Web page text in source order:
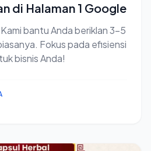
di Halaman 1 Google
bantu Anda beriklan 3-5
Fokus pada efisiensi
bisnis Anda!